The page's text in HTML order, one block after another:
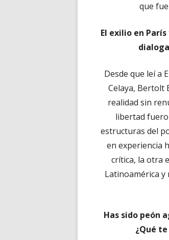
que
El exilio en
Desde que leí a
Celaya, Bertolt
realidad sin
libertad
estructuras del
en experiencia
crítica, la otra
Latinoamérica y
Has sido peón
¿Qué